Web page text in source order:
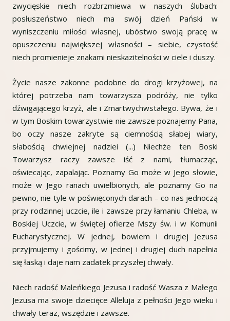
zwycięskie niech rozbrzmiewa w naszych ślubach:
posłuszeństwo niech ma swój dzień Pański w
wyniszczeniu miłości własnej, ubóstwo swoją pracę w
opuszczeniu największej własności – siebie, czystość
niech promienieje znakami nieskazitelności w ciele i duszy.
Życie nasze zakonne podobne do drogi krzyżowej, na
której potrzeba nam towarzysza podróży, nie tylko
dźwigającego krzyż, ale i Zmartwychwstałego. Bywa, że i
w tym Boskim towarzystwie nie zawsze poznajemy Pana,
bo oczy nasze zakryte są ciemnością słabej wiary,
słabością chwiejnej nadziei (...) Niechże ten Boski
Towarzysz raczy zawsze iść z nami, tłumacząc,
oświecając, zapalając. Poznamy Go może w Jego słowie,
może w Jego ranach uwielbionych, ale poznamy Go na
pewno, nie tyle w poświęconych darach – co nas jednoczą
przy rodzinnej uczcie, ile i zawsze przy łamaniu Chleba, w
Boskiej Uczcie, w świętej ofierze Mszy św. i w Komunii
Eucharystycznej. W jednej, bowiem i drugiej Jezusa
przyjmujemy i gościmy, w jednej i drugiej duch napełnia
się łaską i daje nam zadatek przyszłej chwały.
Niech radość Maleńkiego Jezusa i radość Wasza z Małego
Jezusa ma swoje dziecięce Alleluja z pełności Jego wieku i
chwały teraz, wszędzie i zawsze.